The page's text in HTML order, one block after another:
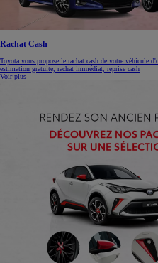
Rachat Cash
Toyota vous propose le rachat cash de votre véhicule
estimation gratuite, rachat immédiat, reprise cash
Voir plus